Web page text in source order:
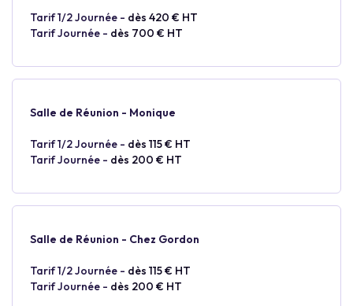
Tarif 1/2 Journée - dès 420 € HT
Tarif Journée - dès 700 € HT
Salle de Réunion - Monique
Tarif 1/2 Journée - dès 115 € HT
Tarif Journée - dès 200 € HT
Salle de Réunion - Chez Gordon
Tarif 1/2 Journée - dès 115 € HT
Tarif Journée - dès 200 € HT